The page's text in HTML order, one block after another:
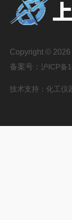
Copyright ©
备案号： 沪ICP备
技术支持： 化工仪